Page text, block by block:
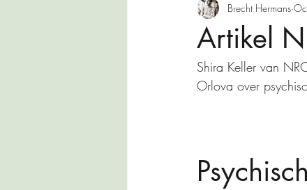
Ik moet u iets vertellen Babel
Artikel
Brecht Hermans
Shira Keller van
Orlova over